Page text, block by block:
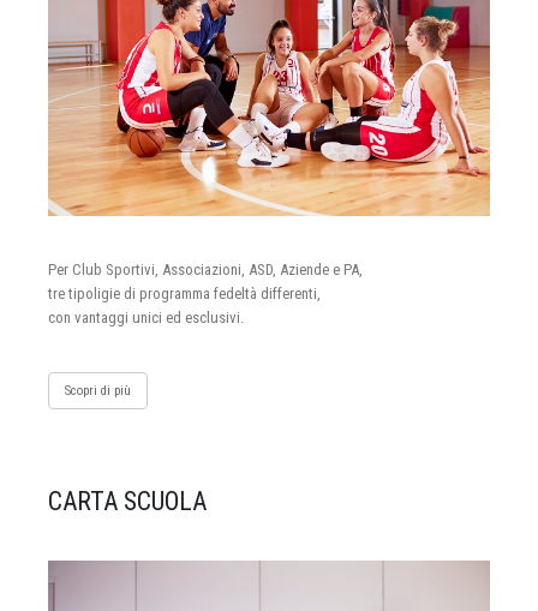
Per Club Sportivi, Associazioni, ASD, Aziende e PA,
tre tipoligie di programma fedeltà differenti,
con vantaggi unici ed esclusivi.
Scopri di più
CARTA SCUOLA